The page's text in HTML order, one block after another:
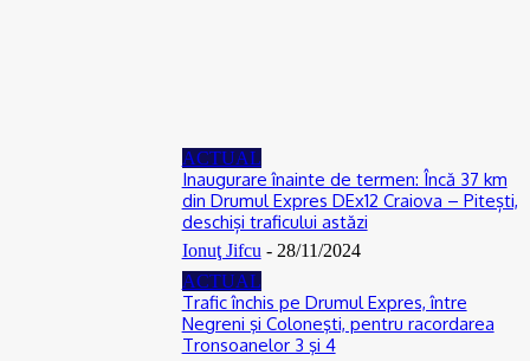
ACTUAL
Inaugurare înainte de termen: Încă 37 km
din Drumul Expres DEx12 Craiova – Pitești,
deschiși traficului astăzi
Ionuţ Jifcu - 28/11/2024
ACTUAL
Trafic închis pe Drumul Expres, între
Negreni şi Coloneşti, pentru racordarea
Tronsoanelor 3 şi 4